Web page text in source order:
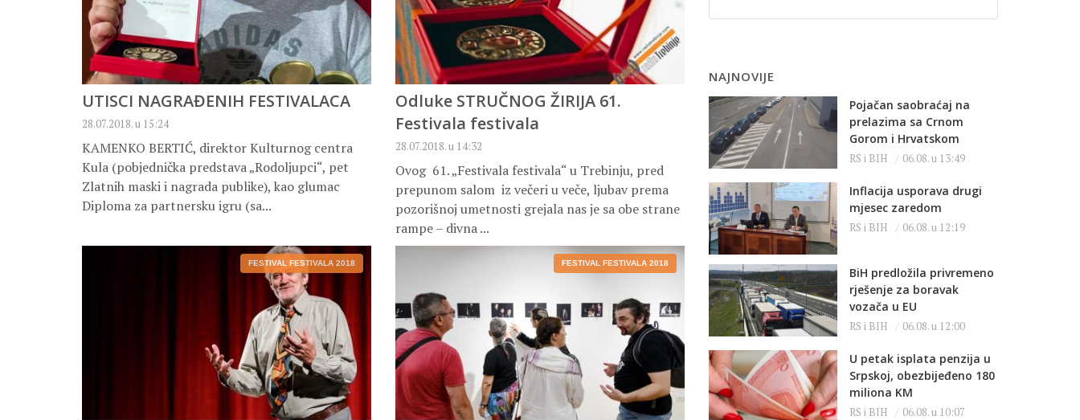
UTISCI NAGRAĐENIH FESTIVALACA
28.07.2018. u 15:24
KAMENKO BERTIĆ, direktor Kulturnog centra
Kula (pobjednička predstava „Rodoljupci“, pet
Zlatnih maski i nagrada publike), kao glumac
Diploma za partnersku igru (sa...
Odluke STRUČNOG ŽIRIJA 61.
Festivala festivala
28.07.2018. u 14:32
Ovog 61. „Festivala festivala“ u Trebinju, pred
prepunom salom iz večeri u veče, ljubav prema
pozorišnoj umetnosti grejala nas je sa obe strane
rampe – divna ...
FESTIVAL FESTIVALA 2018 FESTIVAL FESTIVALA 2018
NAJNOVIJE
Pojačan saobraćaj na
prelazima sa Crnom
Gorom i Hrvatskom
RS i BIH 06.08. u 13:49
Inflacija usporava drugi
mjesec zaredom
RS i BIH 06.08. u 12:19
BiH predložila privremeno
rješenje za boravak
vozača u EU
RS i BIH 06.08. u 12:00
U petak isplata penzija u
Srpskoj, obezbijeđeno 180
miliona KM
RS i BIH 06.08. u 10:07